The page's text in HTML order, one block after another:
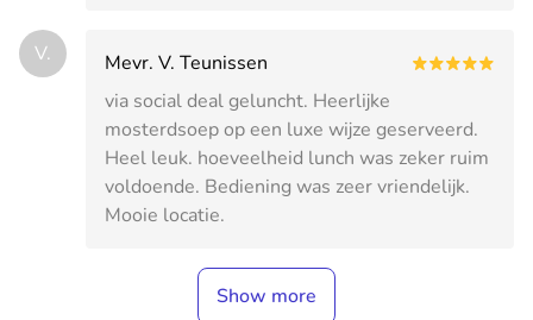
V.
Mevr. V. Teunissen
via social deal geluncht. Heerlijke
mosterdsoep op een luxe wijze geserveerd.
Heel leuk. hoeveelheid lunch was zeker ruim
voldoende. Bediening was zeer vriendelijk.
Mooie locatie.
Show more